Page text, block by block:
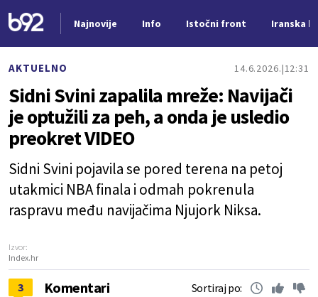
Najnovije Info Istočni front Iranska
AKTUELNO 14.6.2026. 12:31
Sidni Svini zapalila mreže: Navijači
je optužili za peh, a onda je usledio
preokret VIDEO
Sidni Svini pojavila se pored terena na petoj
utakmici NBA finala i odmah pokrenula
raspravu među navijačima Njujork Niksa.
Izvor:
Index.hr
3 Komentari Sortiraj po: